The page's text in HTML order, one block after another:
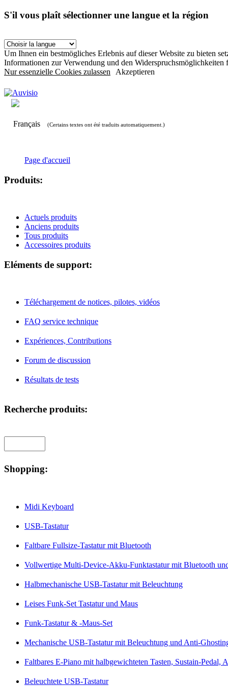
S'il vous plaît sélectionner une langue et la région
Um Ihnen ein bestmögliches Erlebnis auf dieser Website zu bieten
Informationen zur Verwendung und den
Nur essenzielle Cookies zulassen Akzeptieren
Français (Certains textes ont été traduits automatiquement.)
Page d'accueil
Produits:
Actuels produits
Anciens produits
Tous produits
Accessoires produits
Eléments de support:
Téléchargement de notices, pilotes, vidéos
FAQ service technique
Expériences, Contributions
Forum de discussion
Résultats de tests
Recherche produits:
Shopping:
Midi Keyboard
USB-Tastatur
Faltbare Fullsize-Tastatur mit Bluetooth
Vollwertige Multi-Device-Akku-Funktastatur mit Bluetooth
Halbmechanische USB-Tastatur mit Beleuchtung
Leises Funk-Set Tastatur und Maus
Funk-Tastatur & -Maus-Set
Mechanische USB-Tastatur mit Beleuchtung und Anti-
Faltbares E-Piano mit halbgewichteten Tasten, Sustain-Pedal,
Beleuchtete USB-Tastatur